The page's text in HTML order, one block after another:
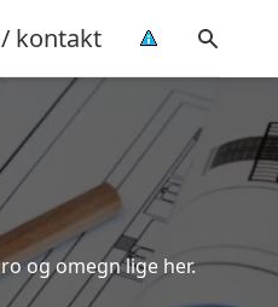
kontakt
og omegn lige her.